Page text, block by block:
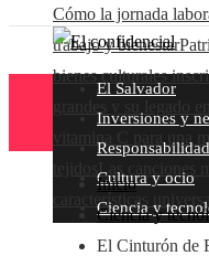
Cómo la jornada
trabajo y bienestar
bienes culturales
Las canciones
características
El Salvador
Inversiones y
Cultura y ocio
Ciencia y
Inicio
Ciencia y
El Cinturón de